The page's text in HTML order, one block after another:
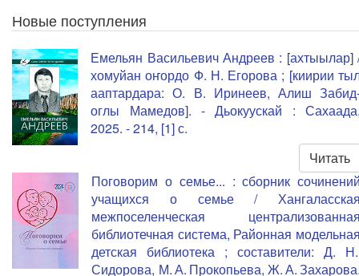
Новые поступления
Емельян Васильевич Андреев : [ахтыылар]
хомуйан оҥордо Ф. Н. Егорова ; [киирии
ааптардара: О. В. Иринеев, Алиш
оглы Мамедов]. - Дьокуускай :
2025. - 214, [1] с.
Читать
Поговорим о семье... : сборник
учащихся о семье /
межпоселенческая
библиотечная система, Районная
детская библиотека ; составители: Д.
Сидорова, М. А. Прокопьева, Ж. А.